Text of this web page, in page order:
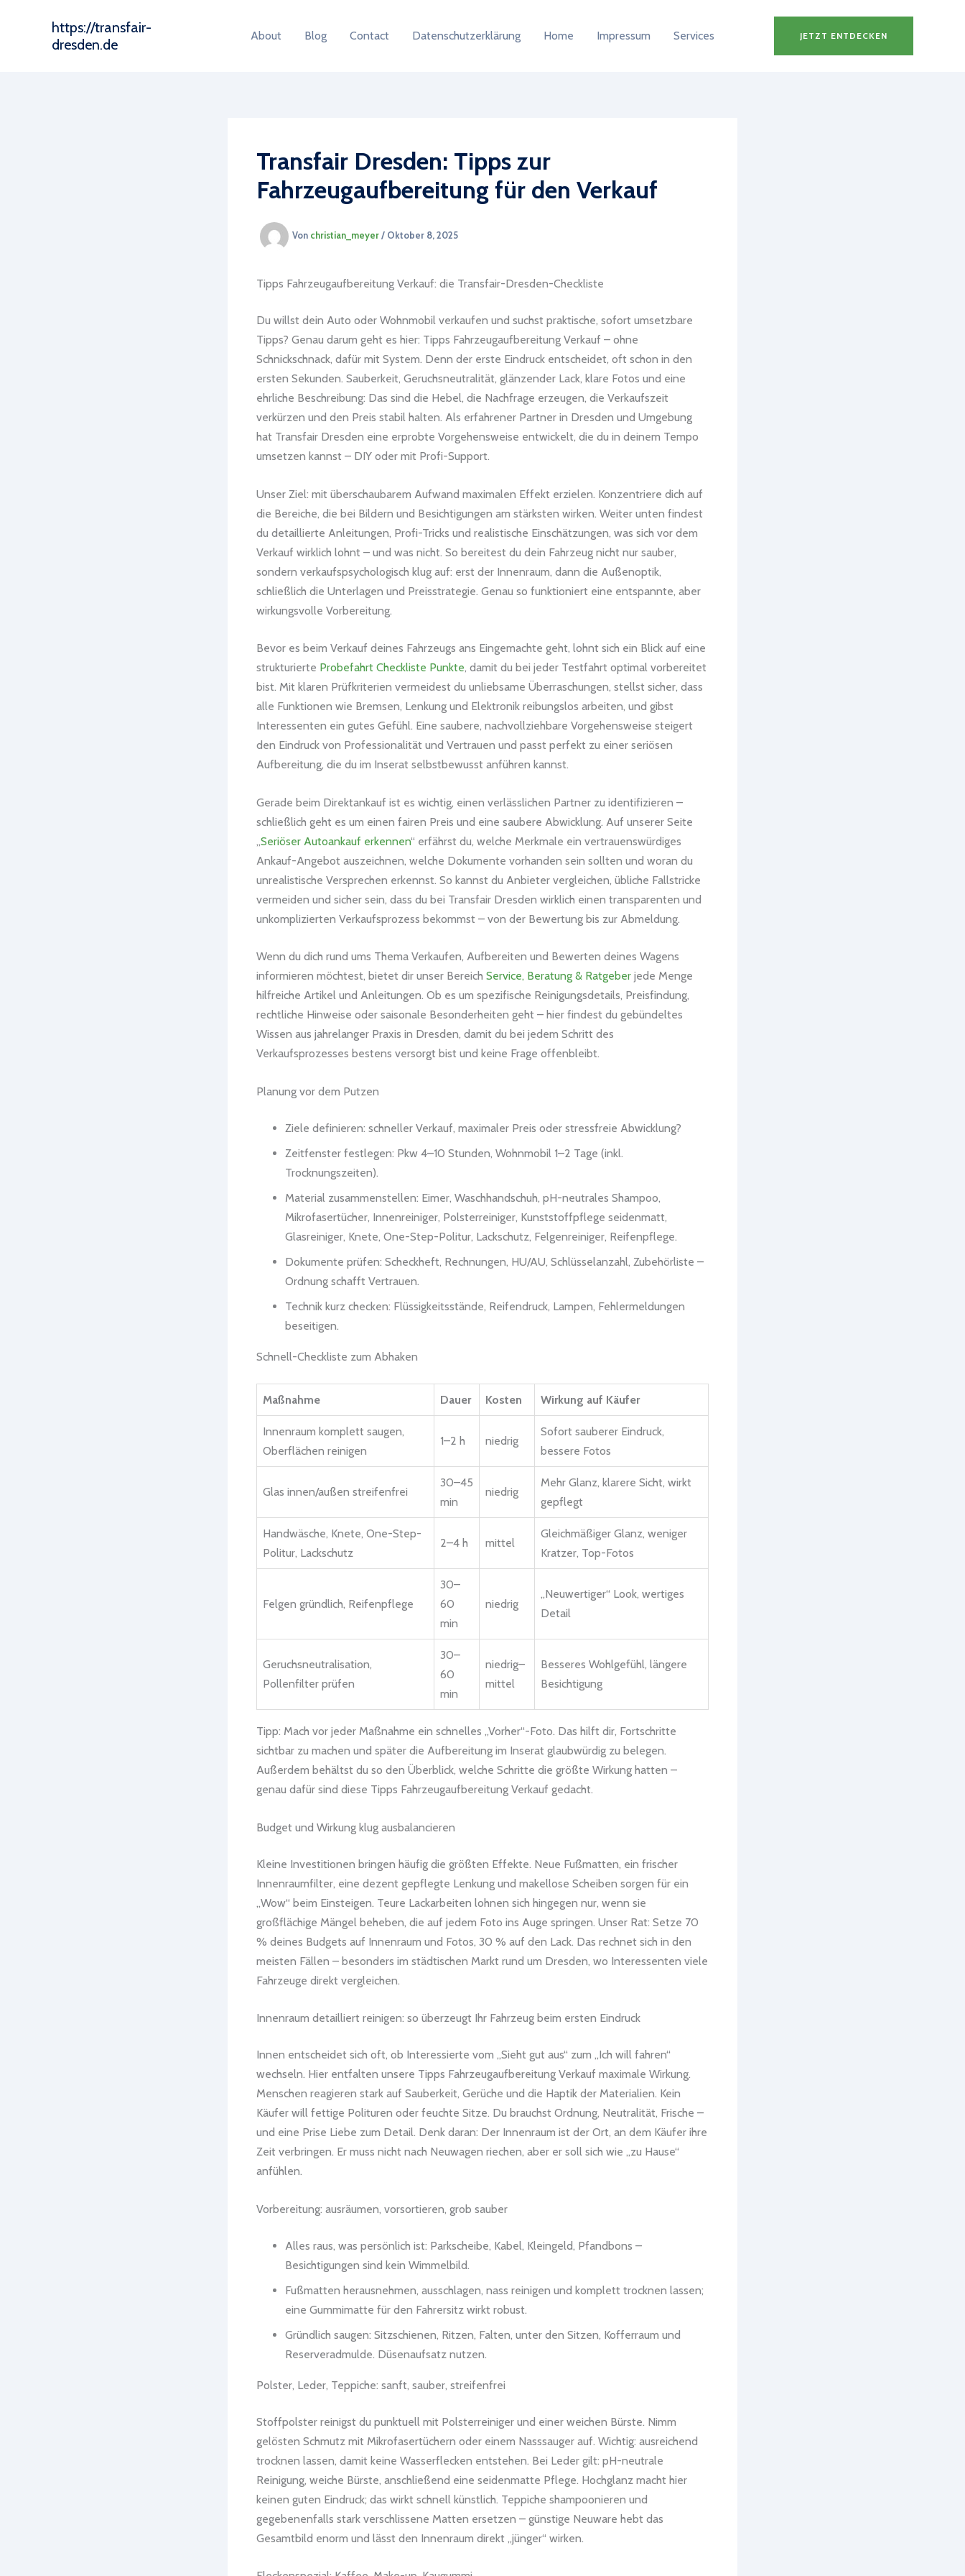
https://transfair-
dresden.de
About Blog Contact Datenschutzerklärung Home Impressum Services JETZT ENTDECKEN
Transfair Dresden: Tipps zur
Fahrzeugaufbereitung für den Verkauf
Von christian_meyer/ Oktober 8, 2025
Tipps Fahrzeugaufbereitung Verkauf: die Transfair-Dresden-Checkliste
Du willst dein Auto oder Wohnmobil verkaufen und suchst praktische, sofort umsetzbare
Tipps? Genau darum geht es hier: Tipps Fahrzeugaufbereitung Verkauf – ohne
Schnickschnack, dafür mit System. Denn der erste Eindruck entscheidet, oft schon in den
ersten Sekunden. Sauberkeit, Geruchsneutralität, glänzender Lack, klare Fotos und eine
ehrliche Beschreibung: Das sind die Hebel, die Nachfrage erzeugen, die Verkaufszeit
verkürzen und den Preis stabil halten. Als erfahrener Partner in Dresden und Umgebung
hat Transfair Dresden eine erprobte Vorgehensweise entwickelt, die du in deinem Tempo
umsetzen kannst – DIY oder mit Profi-Support.
Unser Ziel: mit überschaubarem Aufwand maximalen Effekt erzielen. Konzentriere dich auf
die Bereiche, die bei Bildern und Besichtigungen am stärksten wirken. Weiter unten findest
du detaillierte Anleitungen, Profi-Tricks und realistische Einschätzungen, was sich vor dem
Verkauf wirklich lohnt – und was nicht. So bereitest du dein Fahrzeug nicht nur sauber,
sondern verkaufspsychologisch klug auf: erst der Innenraum, dann die Außenoptik,
schließlich die Unterlagen und Preisstrategie. Genau so funktioniert eine entspannte, aber
wirkungsvolle Vorbereitung.
Bevor es beim Verkauf deines Fahrzeugs ans Eingemachte geht, lohnt sich ein Blick auf eine
strukturierte Probefahrt Checkliste Punkte, damit du bei jeder Testfahrt optimal vorbereitet
bist. Mit klaren Prüfkriterien vermeidest du unliebsame Überraschungen, stellst sicher, dass
alle Funktionen wie Bremsen, Lenkung und Elektronik reibungslos arbeiten, und gibst
Interessenten ein gutes Gefühl. Eine saubere, nachvollziehbare Vorgehensweise steigert
den Eindruck von Professionalität und Vertrauen und passt perfekt zu einer seriösen
Aufbereitung, die du im Inserat selbstbewusst anführen kannst.
Gerade beim Direktankauf ist es wichtig, einen verlässlichen Partner zu identifizieren –
schließlich geht es um einen fairen Preis und eine saubere Abwicklung. Auf unserer Seite
„Seriöser Autoankauf erkennen“ erfährst du, welche Merkmale ein vertrauenswürdiges
Ankauf-Angebot auszeichnen, welche Dokumente vorhanden sein sollten und woran du
unrealistische Versprechen erkennst. So kannst du Anbieter vergleichen, übliche Fallstricke
vermeiden und sicher sein, dass du bei Transfair Dresden wirklich einen transparenten und
unkomplizierten Verkaufsprozess bekommst – von der Bewertung bis zur Abmeldung.
Wenn du dich rund ums Thema Verkaufen, Aufbereiten und Bewerten deines Wagens
informieren möchtest, bietet dir unser Bereich Service, Beratung & Ratgeber jede Menge
hilfreiche Artikel und Anleitungen. Ob es um spezifische Reinigungsdetails, Preisfindung,
rechtliche Hinweise oder saisonale Besonderheiten geht – hier findest du gebündeltes
Wissen aus jahrelanger Praxis in Dresden, damit du bei jedem Schritt des
Verkaufsprozesses bestens versorgt bist und keine Frage offenbleibt.
Planung vor dem Putzen
Ziele definieren: schneller Verkauf, maximaler Preis oder stressfreie Abwicklung?
Zeitfenster festlegen: Pkw 4–10 Stunden, Wohnmobil 1–2 Tage (inkl.
Trocknungszeiten).
Material zusammenstellen: Eimer, Waschhandschuh, pH-neutrales Shampoo,
Mikrofasertücher, Innenreiniger, Polsterreiniger, Kunststoffpflege seidenmatt,
Glasreiniger, Knete, One-Step-Politur, Lackschutz, Felgenreiniger, Reifenpflege.
Dokumente prüfen: Scheckheft, Rechnungen, HU/AU, Schlüsselanzahl, Zubehörliste –
Ordnung schafft Vertrauen.
Technik kurz checken: Flüssigkeitsstände, Reifendruck, Lampen, Fehlermeldungen
beseitigen.
Schnell-Checkliste zum Abhaken
Maßnahme Dauer Kosten Wirkung auf Käufer
Innenraum komplett saugen,
Oberflächen reinigen
1–2 h niedrig
Sofort sauberer Eindruck,
bessere Fotos
Glas innen/außen streifenfrei
30–45
min
niedrig
Mehr Glanz, klarere Sicht, wirkt
gepflegt
Handwäsche, Knete, One-Step-
Politur, Lackschutz
2–4 h mittel
Gleichmäßiger Glanz, weniger
Kratzer, Top-Fotos
Felgen gründlich, Reifenpflege
30–
60
min
niedrig
„Neuwertiger“ Look, wertiges
Detail
Geruchsneutralisation,
Pollenfilter prüfen
30–
60
min
niedrig–
mittel
Besseres Wohlgefühl, längere
Besichtigung
Tipp: Mach vor jeder Maßnahme ein schnelles „Vorher“-Foto. Das hilft dir, Fortschritte
sichtbar zu machen und später die Aufbereitung im Inserat glaubwürdig zu belegen.
Außerdem behältst du so den Überblick, welche Schritte die größte Wirkung hatten –
genau dafür sind diese Tipps Fahrzeugaufbereitung Verkauf gedacht.
Budget und Wirkung klug ausbalancieren
Kleine Investitionen bringen häufig die größten Effekte. Neue Fußmatten, ein frischer
Innenraumfilter, eine dezent gepflegte Lenkung und makellose Scheiben sorgen für ein
„Wow“ beim Einsteigen. Teure Lackarbeiten lohnen sich hingegen nur, wenn sie
großflächige Mängel beheben, die auf jedem Foto ins Auge springen. Unser Rat: Setze 70
% deines Budgets auf Innenraum und Fotos, 30 % auf den Lack. Das rechnet sich in den
meisten Fällen – besonders im städtischen Markt rund um Dresden, wo Interessenten viele
Fahrzeuge direkt vergleichen.
Innenraum detailliert reinigen: so überzeugt Ihr Fahrzeug beim ersten Eindruck
Innen entscheidet sich oft, ob Interessierte vom „Sieht gut aus“ zum „Ich will fahren“
wechseln. Hier entfalten unsere Tipps Fahrzeugaufbereitung Verkauf maximale Wirkung.
Menschen reagieren stark auf Sauberkeit, Gerüche und die Haptik der Materialien. Kein
Käufer will fettige Polituren oder feuchte Sitze. Du brauchst Ordnung, Neutralität, Frische –
und eine Prise Liebe zum Detail. Denk daran: Der Innenraum ist der Ort, an dem Käufer ihre
Zeit verbringen. Er muss nicht nach Neuwagen riechen, aber er soll sich wie „zu Hause“
anfühlen.
Vorbereitung: ausräumen, vorsortieren, grob sauber
Alles raus, was persönlich ist: Parkscheibe, Kabel, Kleingeld, Pfandbons –
Besichtigungen sind kein Wimmelbild.
Fußmatten herausnehmen, ausschlagen, nass reinigen und komplett trocknen lassen;
eine Gummimatte für den Fahrersitz wirkt robust.
Gründlich saugen: Sitzschienen, Ritzen, Falten, unter den Sitzen, Kofferraum und
Reserveradmulde. Düsenaufsatz nutzen.
Polster, Leder, Teppiche: sanft, sauber, streifenfrei
Stoffpolster reinigst du punktuell mit Polsterreiniger und einer weichen Bürste. Nimm
gelösten Schmutz mit Mikrofasertüchern oder einem Nasssauger auf. Wichtig: ausreichend
trocknen lassen, damit keine Wasserflecken entstehen. Bei Leder gilt: pH-neutrale
Reinigung, weiche Bürste, anschließend eine seidenmatte Pflege. Hochglanz macht hier
keinen guten Eindruck; das wirkt schnell künstlich. Teppiche shampoonieren und
gegebenenfalls stark verschlissene Matten ersetzen – günstige Neuware hebt das
Gesamtbild enorm und lässt den Innenraum direkt „jünger“ wirken.